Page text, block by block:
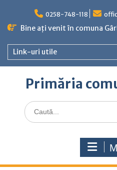
content
0258-748-118
Bine ați venit în comuna
Link-uri utile
Primăria
Caută
for: